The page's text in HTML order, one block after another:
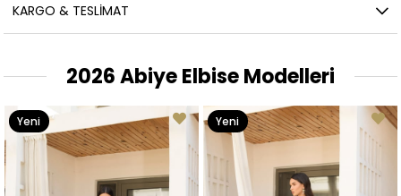
KARGO & TESLIMAT
2026 Abiye Elbise Modelleri
Yeni
Ürün
Yeni
Ürün